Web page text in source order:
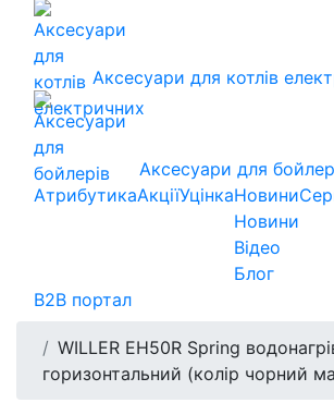
Аксесуари для котлів
Аксесуари для
АтрибутикаАкціїУцінкаНовини
Новини
Відео
Блог
B2B портал
WILLER EH50R Spring
горизонтальний (колір чорний